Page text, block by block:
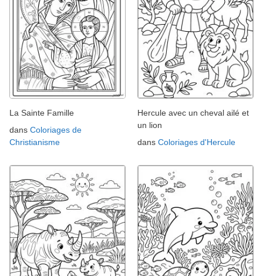
La Sainte Famille
dans Coloriages de
Christianisme
Hercule avec un cheval ailé et
un lion
dans Coloriages d'Hercule